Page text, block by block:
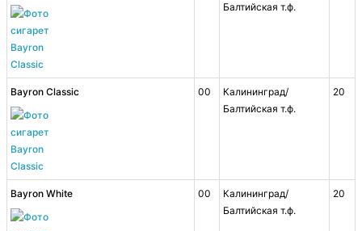
Балтийская т.ф.
Bayron Classic 00
Калининград/
Балтийская т.ф.
20
Bayron White 00
Калининград/
Балтийская т.ф.
20